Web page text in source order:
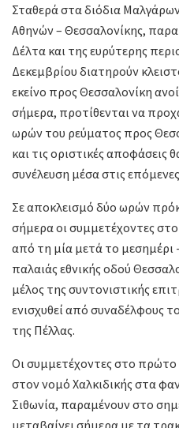
Σταθερά στα διόδια
Αθηνών – Θεσσαλονίκης,
Δέλτα και της ευρύτερης
Δεκεμβρίου διατηρούν
εκείνο προς Θεσσαλονίκη
σήμερα, προτίθενται να
ωρών του ρεύματος προς
και τις οριστικές αποφάσεις
συνέλευση μέσα στις
Σε αποκλεισμό δύο ωρών
σήμερα οι συμμετέχοντες
από τη μία μετά το μεσημέρι
παλαιάς εθνικής οδού
μέλος της συντονιστικής
ενισχυθεί από συναδέλφους
της Πέλλας.
Οι συμμετέχοντες στο
στον νομό Χαλκιδικής στα
Σιθωνία, παραμένουν στο
μεταβαίνει σήμερα με τα